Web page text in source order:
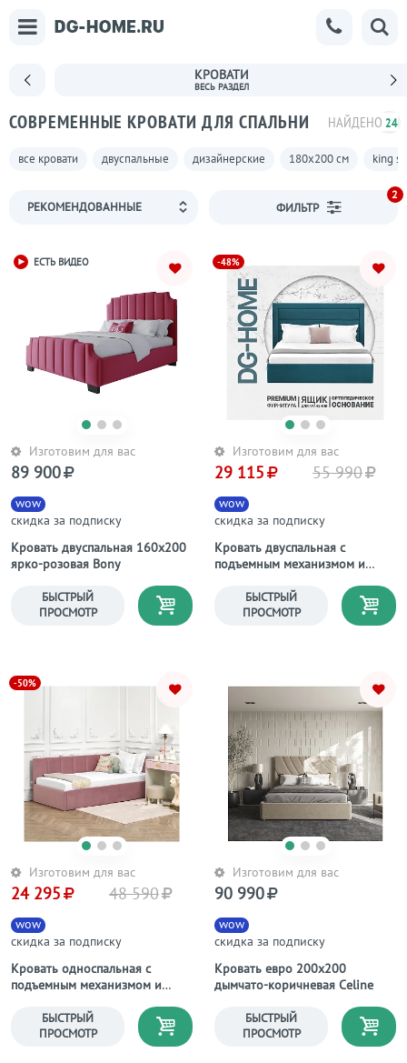
КРОВАТИ
СОВРЕМЕННЫЕ КРОВАТИ ДЛЯ СПАЛЬНИ НАЙДЕНО 244
все кровати двуспальные дизайнерские 180х200 см king
ФИЛЬТР
2
ЕСТЬ ВИДЕО
Изготовим для вас
Кровать двуспальная 160х200
ярко-розовая Bony
wow
скидка за подписку
89 900
БЫСТРЫЙ
ПРОСМОТР
-48%
Изготовим для вас
Кровать двуспальная с
подъемным механизмом и
изумрудная Luna
wow
скидка за подписку
29 115 55 990
БЫСТРЫЙ
ПРОСМОТР
-50%
Изготовим для вас
Кровать односпальная с
подъемным механизмом и
пыльно-розовая Вега Мини
wow
скидка за подписку
24 295 48 590
БЫСТРЫЙ
ПРОСМОТР
Изготовим для вас
Кровать евро 200х200
дымчато-коричневая Celine
wow
скидка за подписку
90 990
БЫСТРЫЙ
ПРОСМОТР